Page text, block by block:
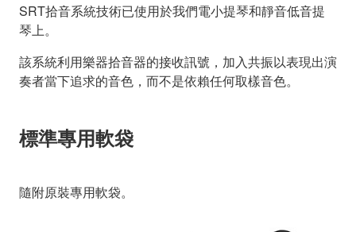
SRT拾音系統技術已使用於我們電小提琴和靜音低音提
琴上。
該系統利用樂器拾音器的接收訊號，加入共振以表現出演
奏者當下追求的音色，而不是依賴任何取樣音色。
標準專用軟袋
隨附原裝專用軟袋。